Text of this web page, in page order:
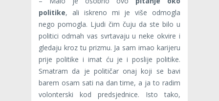
politike, ali iskreno mi je više odmogla
nego pomogla. Ljudi čim čuju da ste bilo u
politici odmah vas svrtavaju u neke okvire i
gledaju kroz tu prizmu. Ja sam imao karijeru
prije politike i imat ću je i poslije politike.
Smatram da je političar onaj koji se bavi
barem osam sati na dan time, a ja to radim
volonterski kod predsjednice. Isto tako,